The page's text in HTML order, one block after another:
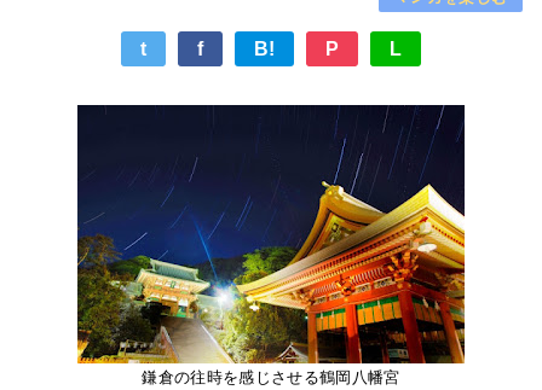
t f B! P L
鎌倉の往時を感じさせる鶴岡八幡宮